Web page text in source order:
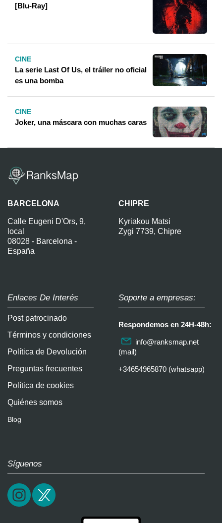
[Blu-Ray]
CINE
La serie Last Of Us, el tráiler no oficial
es una bomba
CINE
Joker, una máscara con muchas caras
BARCELONA
Calle Eugeni D'Ors, 9,
local
08028 - Barcelona -
España
CHIPRE
Kyriakou Matsi
Zygi 7739, Chipre
Enlaces De Interés
Post patrocinado
Términos y condiciones
Política de Devolución
Preguntas frecuentes
Política de cookies
Quiénes somos
Blog
Soporte a empresas:
Respondemos en 24H-48h:
info@ranksmap.net
(mail)
+34654965870 (whatsapp)
Síguenos